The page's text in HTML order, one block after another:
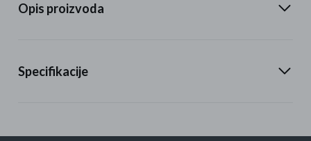
Opis proizvoda
Specifikacije